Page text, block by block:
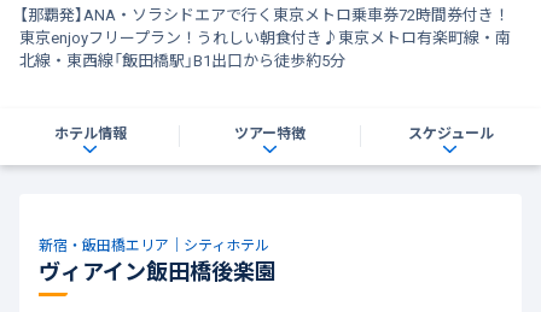
【那覇発】ANA・ソラシドエアで行く東京メトロ乗車券72時間券付き！
東京enjoyフリープラン！うれしい朝食付き♪東京メトロ有楽町線・南
北線・東西線「飯田橋駅」B1出口から徒歩約5分
ホテル情報 ツアー特徴 スケジュール
新宿・飯田橋エリア｜シティホテル
ヴィアイン飯田橋後楽園